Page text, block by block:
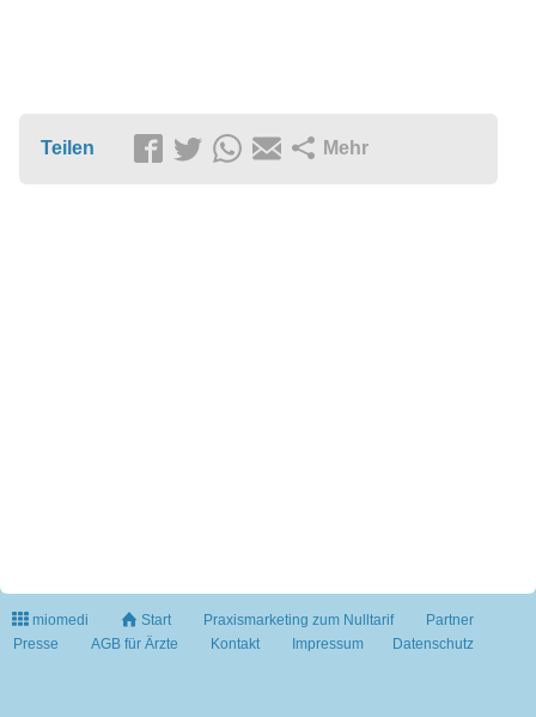
Teilen Mehr
miomedi Start Praxismarketing zum Nulltarif
Partner
Presse
AGB für Ärzte Kontakt Impressum Datenschutz